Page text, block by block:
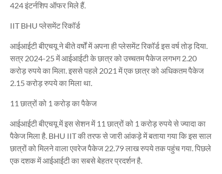
424 इंटर्नशिप ऑफर मिले हैं.
IIT BHU प्लेसमेंट रिकॉर्ड
आईआईटी बीएचयू ने बीते वर्षों में अपना ही प्लेसमेंट रिकॉर्ड इस वर्ष तोड़ दिया.
सत्र 2024-25 में आईआईटी के छात्र को उच्चतम पैकेज लगभग 2.20
करोड़ रुपये का मिला. इससे पहले 2021 में एक छात्र को अधिकतम पैकेज
2.15 करोड़ रुपये का मिला था.
11 छात्रों को 1 करोड़ का पैकेज
आईआईटी बीएचयू में इस सेशन में 11 छात्रों को 1 करोड़ रुपये से ज्यादा का
पैकेज मिला है. BHU IIT की तरफ से जारी आंकड़े में बताया गया कि इस साल
छात्रों को मिलने वाला एवरेज पैकेज 22.79 लाख रुपये तक पहुंच गया. पिछले
एक दशक में आईआईटी का सबसे बेहतर प्रदर्शन है.